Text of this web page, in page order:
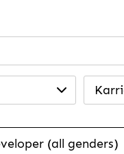
(all genders)